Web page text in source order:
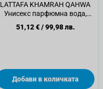
LATTAFA KHAMRAH QAHWA
Унисекс парфюмна вода,
100мл
51,12 €/99,98 лв.
Добави в количката